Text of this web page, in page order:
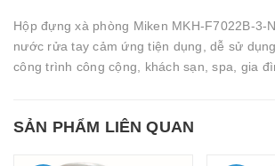
Hộp đựng xà phòng Miken MKH-F7022B-3-
nước rửa tay cảm ứng tiện dụng, dễ sử
công trình công cộng, khách sạn, spa, gia
SẢN PHẨM LIÊN QUAN